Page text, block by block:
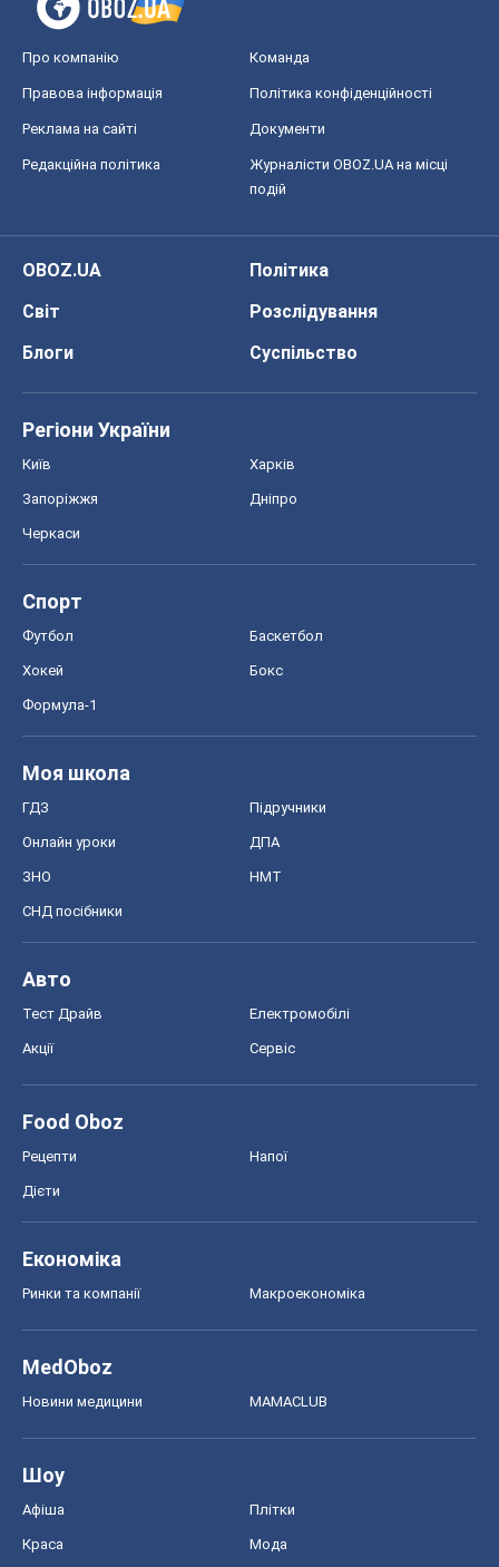
Про компанію Команда
Правова інформація Політика конфіденційності
Реклама на сайті Документи
Редакційна політика
Журналісти OBOZ.UA на місці
подій
OBOZ.UA
Політика
Світ
Розслідування
Блоги
Суспільство
Регіони України
Київ Харків
Запоріжжя Дніпро
Черкаси
Спорт
Футбол Баскетбол
Хокей Бокс
Формула-1
Моя школа
ГДЗ Підручники
Онлайн уроки ДПА
ЗНО НМТ
СНД посібники
Авто
Тест Драйв Електромобілі
Акції Сервіс
Food Oboz
Рецепти Напої
Дієти
Економіка
Ринки та компанії Макроекономіка
MedOboz
Новини медицини MAMACLUB
Шоу
Афіша Плітки
Краса Мода